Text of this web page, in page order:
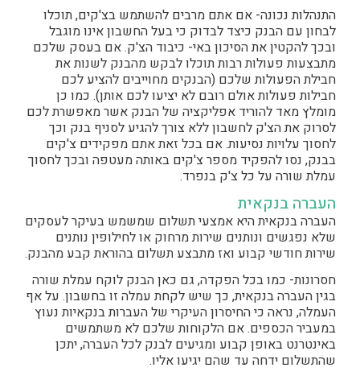
התנהלות נכונה- אם אתם מרבים להשתמש בצ'קים, תוכלו
לבחון עם הבנק כיצד לבדוק כי בעל החשבון אינו מוגבל
ובכך להקטין את הסיכון באי- כיבוד הצ'ק. אם בעסק שלכם
מתבצעות פעולות רבות תוכלו לבקש מהבנק לשנות את
חבילת הפעולות שלכם (הבנקים מחוייבים להציע לכם
חבילות פעולות אולם רובם לא יציעו לכם אותן). כמו כן
מומלץ מאד להוריד אפליקציה של הבנק אשר מאפשרת לכם
לסרוק את הצ'ק לחשבון ללא צורך להגיע לסניף בנק וכך
לחסוך עלויות נסיעות. אם בכל זאת אתם מפקידים צ'קים
בבנק, נסו להפקיד מספר צ'קים באותה מעטפה ובכך לחסוך
עמלת שורה על כל צ'ק בנפרד.
העברה בנקאית
העברה בנקאית היא אמצעי תשלום שמשמש בעיקר לעסקים
שלא נפגשים ונותנים שירות מרחוק או לחילופין נותנים
שירות חודשי קבוע ואז מתבצע תשלום בהוראת קבע מהבנק.
חסרונות- כמו בכל הפקדה, גם כאן הבנק לוקח עמלת שורה
בגין העברה בנקאית, כך שיש לקחת עמלה זו בחשבון. על אף
העמלה, נראה כי החיסרון העיקרי של העברות בנקאיות נעוץ
במעביר הכספים. אם הלקוחות שלכם לא משתמשים
באינטרנט באופן קבוע ומגיעים לבנק לכל העברה, יתכן
שהתשלום ידחה עד שהם יגיעו אליו.